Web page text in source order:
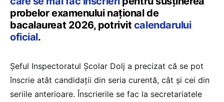
probelor examenului național de
bacalaureat 2026, potrivit calendarului
oficial.
Șeful Inspectoratul Școlar Dolj a precizat că se pot
înscrie atât candidații din seria curentă, cât și cei din
seriile anterioare. Înscrierile se fac la secretariatele